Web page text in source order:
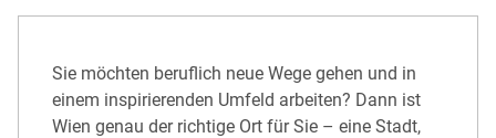
Sie möchten beruflich neue Wege gehen und in
einem inspirierenden Umfeld arbeiten? Dann ist
Wien genau der richtige Ort für Sie – eine Stadt,